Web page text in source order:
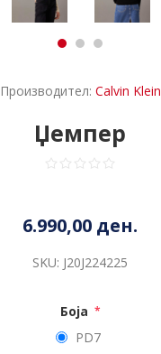
Производител: Calvin Klein
Џемпер
6.990,00 ден.
SKU: J20J224225
Боја *
PD7